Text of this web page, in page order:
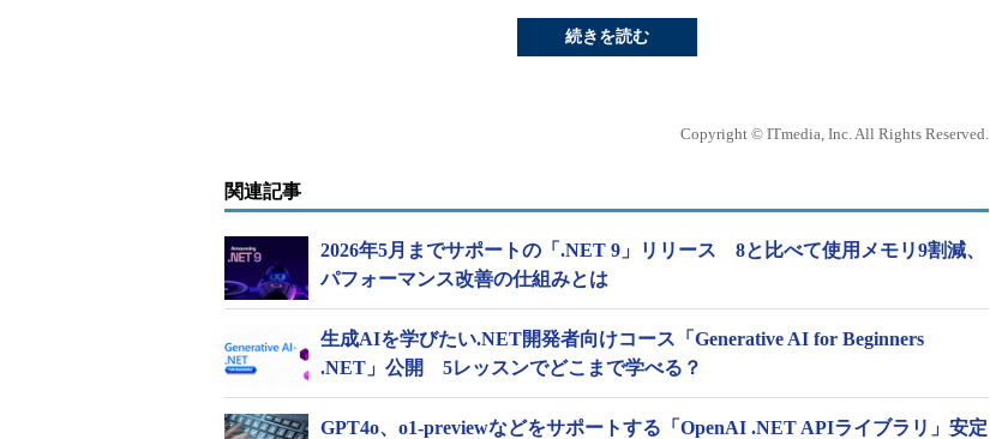
続きを読む
Copyright © ITmedia, Inc. All Rights Reserved.
関連記事
2026年5月までサポートの「.NET 9」リリース 8と比べて使用メモリ9割減、
パフォーマンス改善の仕組みとは
生成AIを学びたい.NET開発者向けコース「Generative AI for Beginners
.NET」公開 5レッスンでどこまで学べる？
GPT4o、o1-previewなどをサポートする「OpenAI .NET APIライブラリ」安定